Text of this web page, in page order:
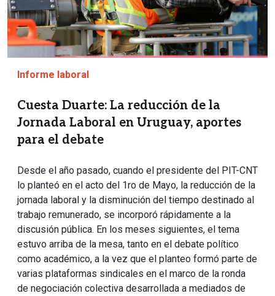
Informe laboral
Cuesta Duarte: La reducción de la
Jornada Laboral en Uruguay, aportes
para el debate
Desde el año pasado, cuando el presidente del PIT-CNT
lo planteó en el acto del 1ro de Mayo, la reducción de la
jornada laboral y la disminución del tiempo destinado al
trabajo remunerado, se incorporó rápidamente a la
discusión pública. En los meses siguientes, el tema
estuvo arriba de la mesa, tanto en el debate político
como académico, a la vez que el planteo formó parte de
varias plataformas sindicales en el marco de la ronda
de negociación colectiva desarrollada a mediados de